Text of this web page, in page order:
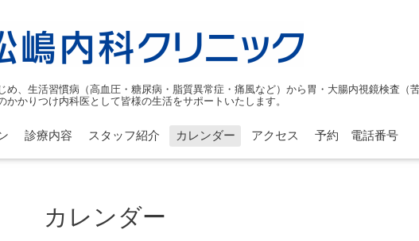
、生活習慣病（高血圧・糖尿病・脂質異常症・痛風など）から胃・大腸内視鏡検査（
かかりつけ内科医として皆様の生活をサポートいたします。
診療内容 スタッフ紹介 カレンダー アクセス 予約 電話番号
カレンダー